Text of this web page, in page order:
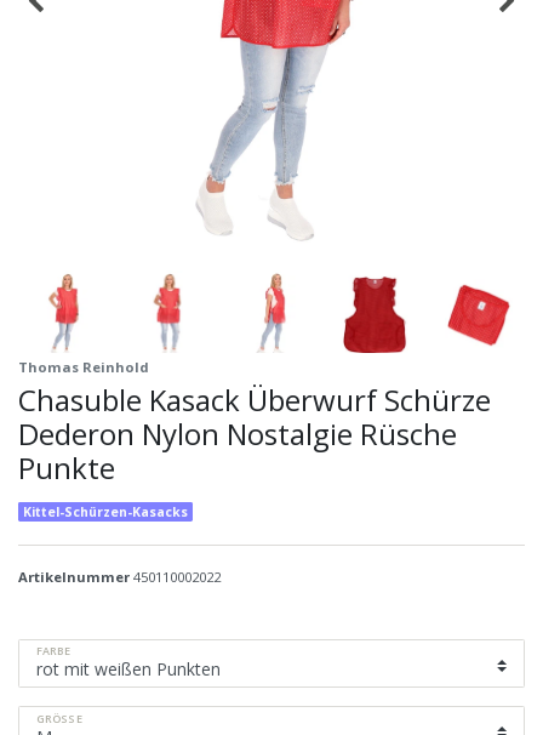
Thomas Reinhold
Chasuble Kasack Überwurf Schürze
Dederon Nylon Nostalgie Rüsche
Punkte
Kittel-Schürzen-Kasacks
Artikelnummer 450110002022
FARBE
GRÖSSE